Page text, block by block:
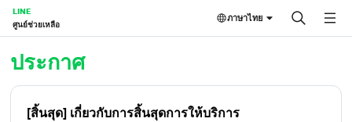
LINE
ศูนย์ช่วยเหลือ
ภาษาไทย
ประกาศ
[สิ้นสุด] เกี่ยวกับการสิ้นสุดการให้บริการ